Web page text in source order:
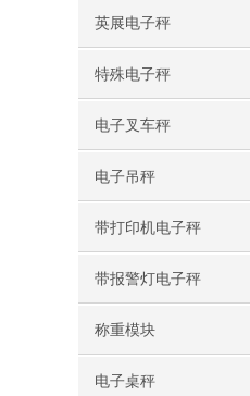
英展电子秤
特殊电子秤
电子叉车秤
电子吊秤
带打印机电子秤
带报警灯电子秤
称重模块
电子桌秤